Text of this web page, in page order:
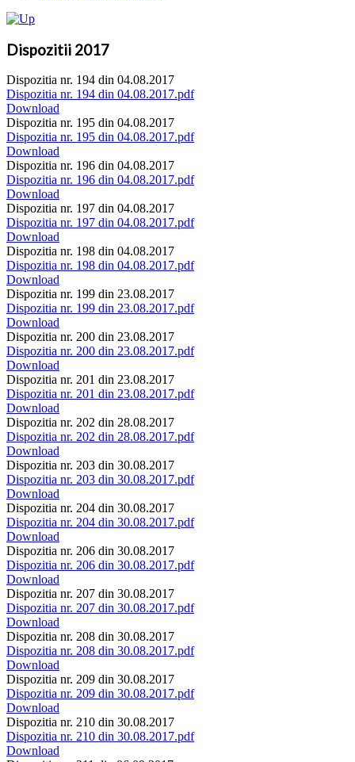
Dispozitii 2017
Dispozitia nr. 194 din 04.08.2017
Dispozitia nr. 194 din 04.08.2017.pdf
Download
Dispozitia nr. 195 din 04.08.2017
Dispozitia nr. 195 din 04.08.2017.pdf
Download
Dispozitia nr. 196 din 04.08.2017
Dispozitia nr. 196 din 04.08.2017.pdf
Download
Dispozitia nr. 197 din 04.08.2017
Dispozitia nr. 197 din 04.08.2017.pdf
Download
Dispozitia nr. 198 din 04.08.2017
Dispozitia nr. 198 din 04.08.2017.pdf
Download
Dispozitia nr. 199 din 23.08.2017
Dispozitia nr. 199 din 23.08.2017.pdf
Download
Dispozitia nr. 200 din 23.08.2017
Dispozitia nr. 200 din 23.08.2017.pdf
Download
Dispozitia nr. 201 din 23.08.2017
Dispozitia nr. 201 din 23.08.2017.pdf
Download
Dispozitia nr. 202 din 28.08.2017
Dispozitia nr. 202 din 28.08.2017.pdf
Download
Dispozitia nr. 203 din 30.08.2017
Dispozitia nr. 203 din 30.08.2017.pdf
Download
Dispozitia nr. 204 din 30.08.2017
Dispozitia nr. 204 din 30.08.2017.pdf
Download
Dispozitia nr. 206 din 30.08.2017
Dispozitia nr. 206 din 30.08.2017.pdf
Download
Dispozitia nr. 207 din 30.08.2017
Dispozitia nr. 207 din 30.08.2017.pdf
Download
Dispozitia nr. 208 din 30.08.2017
Dispozitia nr. 208 din 30.08.2017.pdf
Download
Dispozitia nr. 209 din 30.08.2017
Dispozitia nr. 209 din 30.08.2017.pdf
Download
Dispozitia nr. 210 din 30.08.2017
Dispozitia nr. 210 din 30.08.2017.pdf
Download